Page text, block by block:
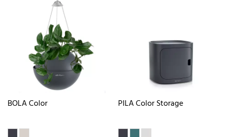
BOLA Color PILA Color Storage